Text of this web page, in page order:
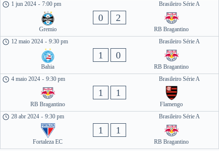
Brasileiro Série A
1 jun 2024 - 7:00 pm
Gremio
0 2
RB Bragantino
Brasileiro Série A
12 maio 2024 - 9:30 pm
Bahia
1 0
RB Bragantino
Brasileiro Série A
4 maio 2024 - 9:30 pm
RB Bragantino
1 1
Flamengo
Brasileiro Série A
28 abr 2024 - 9:30 pm
Fortaleza EC
1 1
RB Bragantino